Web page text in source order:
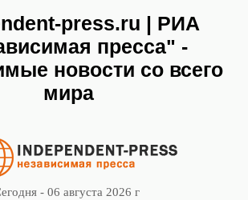
press.ru | РИА
пресса" -
новости со всего
мира
- 06 августа 2026 г